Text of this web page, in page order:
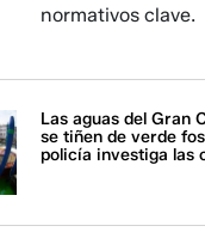
normativos clave.
Las aguas del Gran
se tiñen de verde
policía investiga las